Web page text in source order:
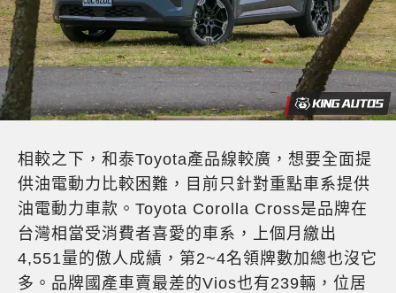
相較之下，和泰Toyota產品線較廣，想要全面提
供油電動力比較困難，目前只針對重點車系提供
油電動力車款。Toyota Corolla Cross是品牌在
台灣相當受消費者喜愛的車系，上個月繳出
4,551量的傲人成績，第2~4名領牌數加總也沒它
多。品牌國產車賣最差的Vios也有239輛，位居